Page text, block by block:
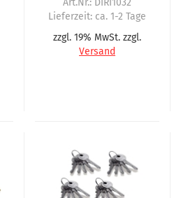
Art.Nr.: DIRI1032
Lieferzeit: ca. 1-2 Tage
zzgl. 19% MwSt. zzgl.
Versand